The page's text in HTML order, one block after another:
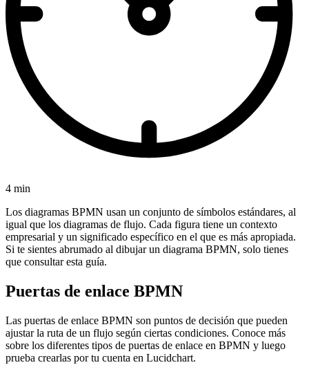
4 min
Los diagramas BPMN usan un conjunto de símbolos estándares, al
igual que los diagramas de flujo. Cada figura tiene un contexto
empresarial y un significado específico en el que es más apropiada.
Si te sientes abrumado al dibujar un diagrama BPMN, solo tienes
que consultar esta guía.
Puertas de enlace BPMN
Las puertas de enlace BPMN son puntos de decisión que pueden
ajustar la ruta de un flujo según ciertas condiciones. Conoce más
sobre los diferentes tipos de puertas de enlace en BPMN y luego
prueba crearlas por tu cuenta en Lucidchart.